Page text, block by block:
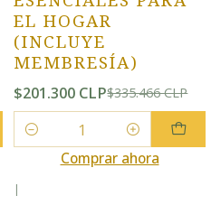
EL HOGAR
(INCLUYE
MEMBRESÍA)
$201.300 CLP$335.466 CLP
Cantidad
Comprar ahora
|